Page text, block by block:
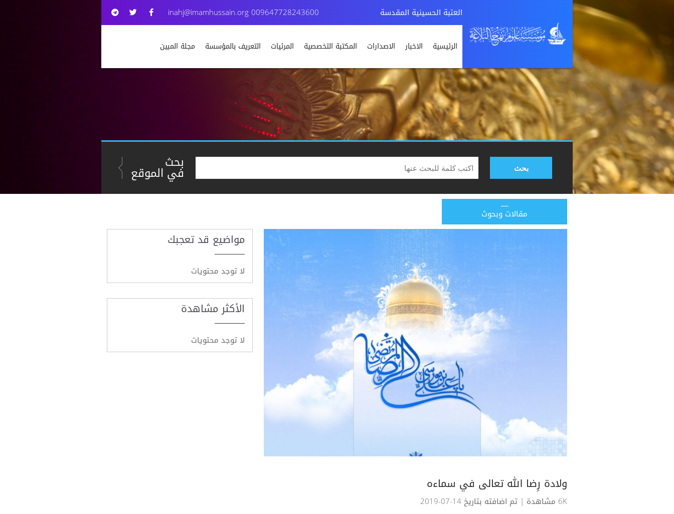
العتبة الحسينية المقدسة 009647728243600
inahj@imamhussain.org
الرئيسية الاخبار الاصدارات المكتبة التخصصية المرئيات التعريف بالمؤسسة مجلة المبين
بحث بحث
في الموقع
مقالات وبحوث
ولادة رِضا الله تعالى في سماءه
6K مشاهدة
| تم اضافته بتاريخ 14-07-2019
مواضيع قد تعجبك
لا توجد محتويات
الأكثر مشاهدة
لا توجد محتويات